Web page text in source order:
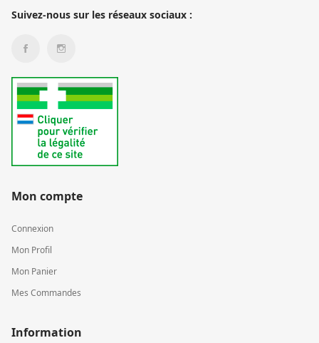
Suivez-nous sur les réseaux sociaux :
Mon compte
Connexion
Mon Profil
Mon Panier
Mes Commandes
Information